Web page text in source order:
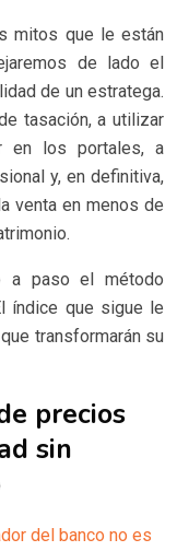
mitos que le están
de lado el
de un estratega.
tasación, a utilizar
en los portales, a
y, en definitiva,
venta en menos de
a paso el método
índice que sigue le
transformarán su
precios
sin
del banco no es